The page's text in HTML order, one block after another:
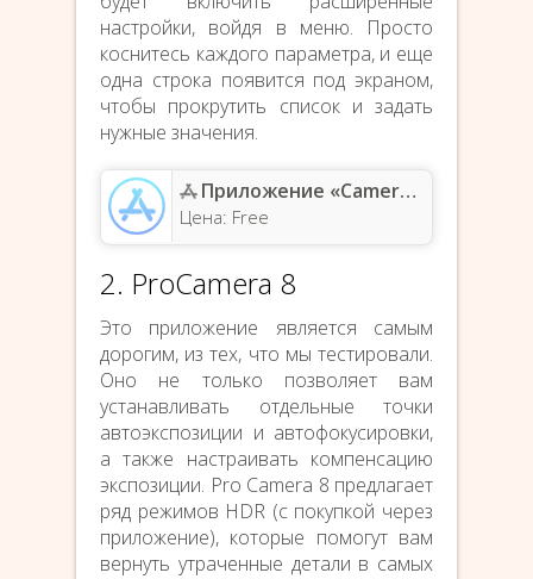
настройки, войдя в меню. Просто
коснитесь каждого параметра, и еще
одна строка появится под экраном,
чтобы прокрутить список и задать
нужные значения.
Приложение «Camera+ Legacy» — App Store
Цена: Free
2. ProCamera 8
Это приложение является самым
дорогим, из тех, что мы тестировали.
Оно не только позволяет вам
устанавливать отдельные точки
автоэкспозиции и автофокусировки,
а также настраивать компенсацию
экспозиции. Pro Camera 8 предлагает
ряд режимов HDR (с покупкой через
приложение), которые помогут вам
вернуть утраченные детали в самых